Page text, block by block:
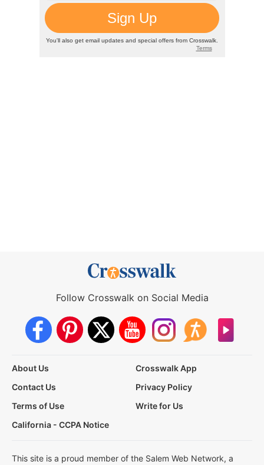
Follow Crosswalk on Social Media
About Us
Crosswalk App
Contact Us
Privacy Policy
Terms of Use
Write for Us
California - CCPA Notice
This site is a proud member of the Salem Web Network, a